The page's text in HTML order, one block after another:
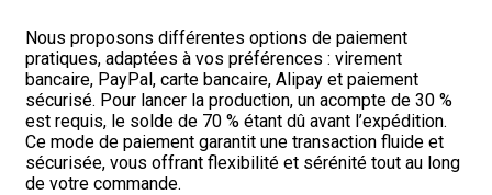
Nous proposons différentes options de paiement
pratiques, adaptées à vos préférences : virement
bancaire, PayPal, carte bancaire, Alipay et paiement
sécurisé. Pour lancer la production, un acompte de 30 %
est requis, le solde de 70 % étant dû avant l’expédition.
Ce mode de paiement garantit une transaction fluide et
sécurisée, vous offrant flexibilité et sérénité tout au long
de votre commande.